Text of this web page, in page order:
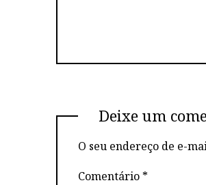
Deixe um
O seu endereço de e-
Comentário *